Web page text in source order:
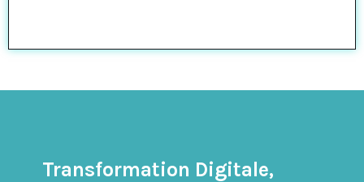
Transformation Digitale,